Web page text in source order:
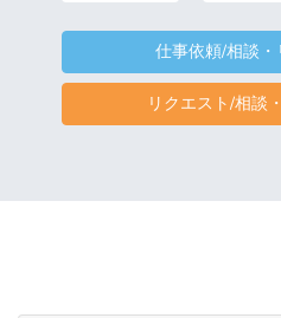
仕事依頼/相談・
リクエスト/相談